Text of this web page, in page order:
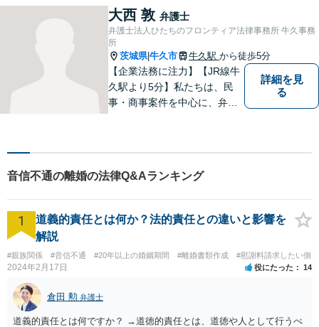
の第一歩を踏み出しましょ
う。お気軽にお問い合わせく
ださい。
大西 敦 弁護士
弁護士法人ひたちのフロンティア法律事務所 牛久事務
所
茨城県|牛久市 牛久駅 から徒歩5分
【企業法務に注力】【JR線牛
久駅より5分】私たちは、民
事・商事案件を中心に、弁護
り組んでおります。是非、お
詳細を見
る
音信不通の離婚の法律Q&Aランキング
1
道義的責任とは何か？法的責任との違いと影響を
解説
#親族関係 #音信不通 #20年以上の婚姻期間 #離婚書類作成 #慰謝料請求したい側
2024年2月17日 役にたった 14
倉田 勲 弁護士
道義的責任とは何ですか？ →道徳的責任とは、道徳や人として行うべ